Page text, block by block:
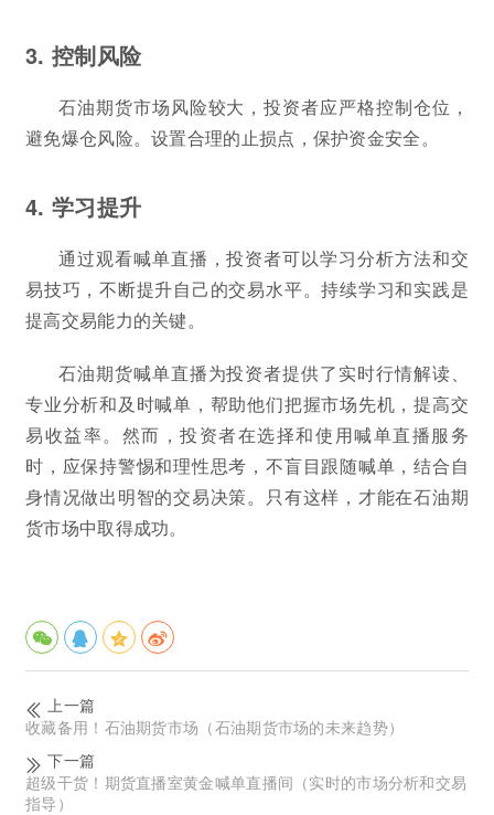
3. 控制风险
石油期货市场风险较大，投资者应严格控制仓位，
避免爆仓风险。设置合理的止损点，保护资金安全。
4. 学习提升
通过观看喊单直播，投资者可以学习分析方法和交
易技巧，不断提升自己的交易水平。持续学习和实践是
提高交易能力的关键。
石油期货喊单直播为投资者提供了实时行情解读、
专业分析和及时喊单，帮助他们把握市场先机，提高交
易收益率。然而，投资者在选择和使用喊单直播服务
时，应保持警惕和理性思考，不盲目跟随喊单，结合自
身情况做出明智的交易决策。只有这样，才能在石油期
货市场中取得成功。
上一篇
收藏备用！石油期货市场（石油期货市场的未来趋势）
下一篇
超级干货！期货直播室黄金喊单直播间（实时的市场分析和交易
指导）